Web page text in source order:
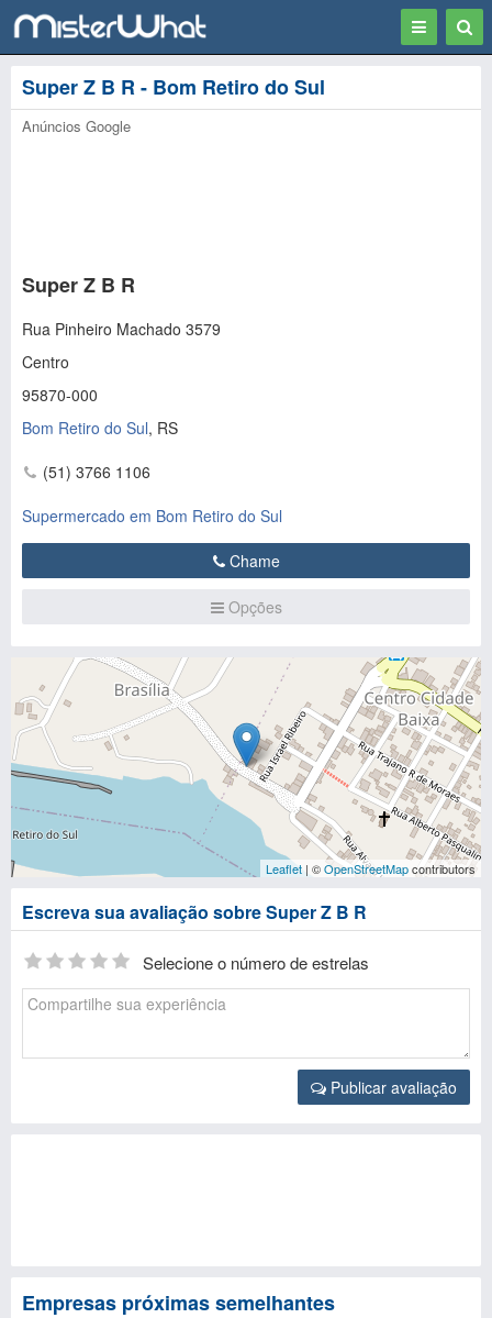
Toggle
Super Z B R - Bom Retiro do Sul
Anúncios Google
Super Z B R
Rua Pinheiro Machado 3579
Centro
95870-000
Bom Retiro do Sul, RS
(51) 3766 1106
Supermercado em Bom Retiro do Sul
Chame
Opções
Leaflet | ©OpenStreetMapcontributors
Escreva sua avaliação sobre Super Z B R
Selecione o número de estrelas
Publicar avaliação
Empresas próximas semelhantes